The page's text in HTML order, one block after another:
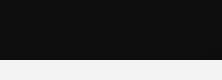
тяга. Особливу увагу потрібно приділити процесу